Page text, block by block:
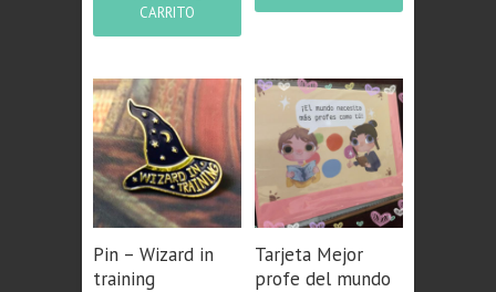
CARRITO
Pin – Wizard in
training
Tarjeta Mejor
profe del mundo